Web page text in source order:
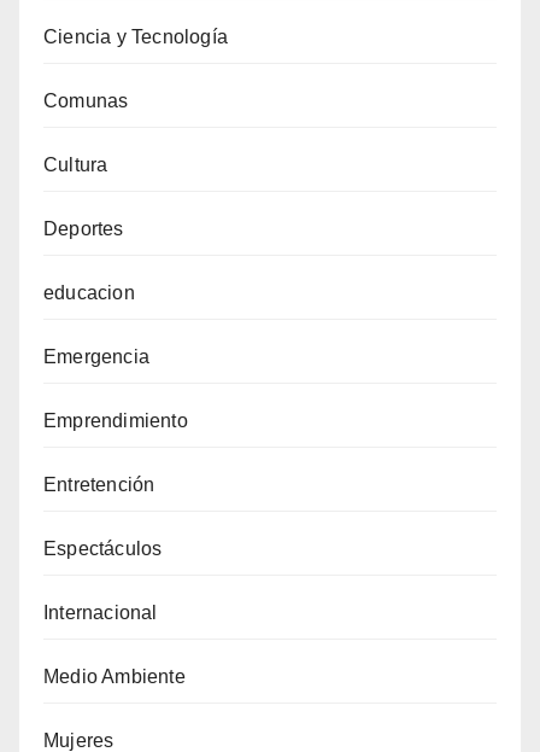
Ciencia y Tecnología
Comunas
Cultura
Deportes
educacion
Emergencia
Emprendimiento
Entretención
Espectáculos
Internacional
Medio Ambiente
Mujeres